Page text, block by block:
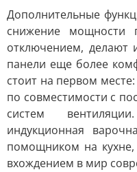
Дополнительные
снижение мощности
отключением, делают
панели еще более
стоит на первом
по совместимости с
систем
индукционная
помощником на
вхождением в мир